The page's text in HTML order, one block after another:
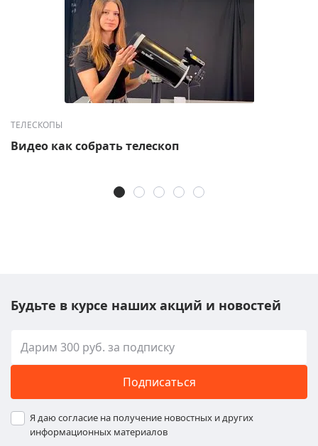
ТЕЛЕСКОПЫ
Видео как собрать телескоп
Будьте в курсе наших акций и новостей
Подписаться
Я даю согласие на получение новостных и других
информационных материалов